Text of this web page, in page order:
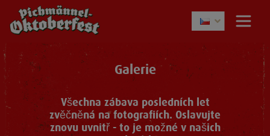
Galerie
Všechna zábava posledních let
zvěčněná na fotografiích. Oslavujte
znovu uvnitř - to je možné v našich